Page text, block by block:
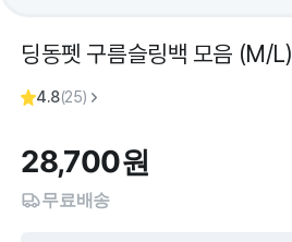
딩동펫 구름슬링백 모음 (M/L)
4.8(25)
28,700원
무료배송